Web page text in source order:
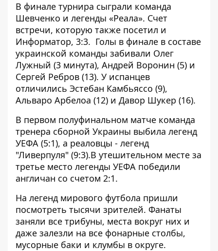
В финале турнира сыграли команда
Шевченко и легенды «Реала». Счет
встречи, которую также посетил и
Информатор, 3:3. Голы в финале в составе
украинской команды забивали Олег
Лужный (3 минута), Андрей Воронин (5) и
Сергей Ребров (13). У испанцев
отличились Эстебан Камбьяссо (9),
Альваро Арбелоа (12) и Давор Шукер (16).
В первом полуфинальном матче команда
тренера сборной Украины выбила легенд
УЕФА (5:1), а реаловцы - легенд
"Ливерпуля" (9:3).В утешительном месте за
третье место легенды УЕФА победили
англичан со счетом 2:1.
На легенд мирового футбола пришли
посмотреть тысячи зрителей. Фанаты
заняли все трибуны, места вокруг них и
даже залезли на все фонарные столбы,
мусорные баки и клумбы в округе.